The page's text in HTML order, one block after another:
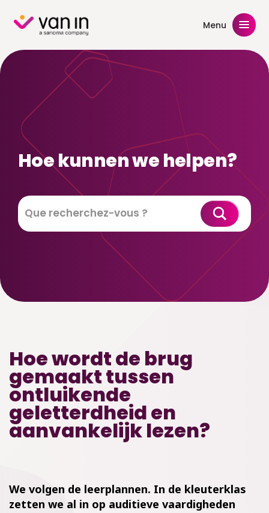
content Menu
Hoe kunnen we helpen?
Zoeken
Hoe wordt de brug
gemaakt tussen
ontluikende
geletterdheid en
aanvankelijk lezen?
We volgen de leerplannen. In de kleuterklas
zetten we al in op auditieve vaardigheden